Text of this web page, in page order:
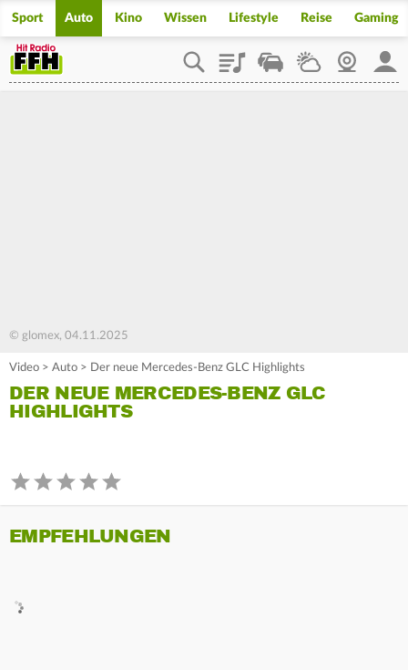
Sport Auto Kino Wissen Lifestyle Reise Gaming
PlaylistStaupilotWetterWebcam
© glomex, 04.11.2025
Video > Auto > Der neue Mercedes-Benz GLC Highlights
DER NEUE MERCEDES-BENZ GLC
HIGHLIGHTS
EMPFEHLUNGEN